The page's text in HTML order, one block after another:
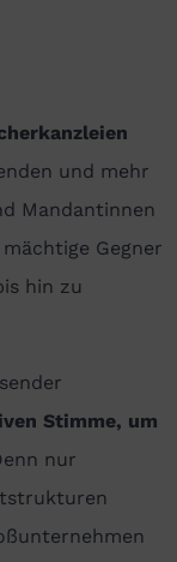
und mehr
Mandantinnen
Gegner
hin zu
Stimme, um
nur